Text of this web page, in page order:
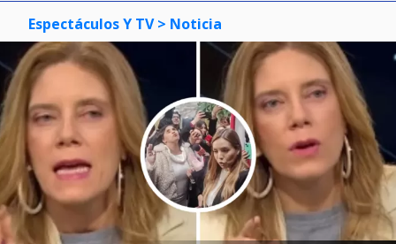
Espectáculos Y TV > Noticia